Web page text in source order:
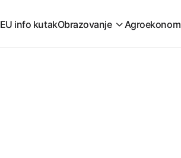
EU info kutakObrazovanje